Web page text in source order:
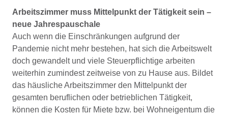
Arbeitszimmer muss Mittelpunkt der Tätigkeit sein –
neue Jahrespauschale
Auch wenn die Einschränkungen aufgrund der
Pandemie nicht mehr bestehen, hat sich die Arbeitswelt
doch gewandelt und viele Steuerpflichtige arbeiten
weiterhin zumindest zeitweise von zu Hause aus. Bildet
das häusliche Arbeitszimmer den Mittelpunkt der
gesamten beruflichen oder betrieblichen Tätigkeit,
können die Kosten für Miete bzw. bei Wohneigentum die